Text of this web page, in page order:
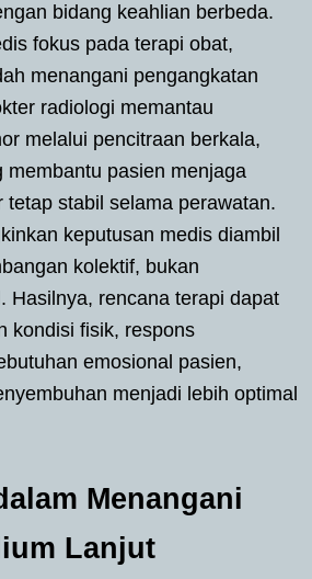
bidang keahlian berbeda.
fokus pada terapi obat,
menangani pengangkatan
radiologi memantau
melalui pencitraan berkala,
membantu pasien menjaga
tetap stabil selama perawatan.
keputusan medis diambil
kolektif, bukan
Hasilnya, rencana terapi dapat
kondisi fisik, respons
emosional pasien,
menjadi lebih optimal
Menangani
Lanjut